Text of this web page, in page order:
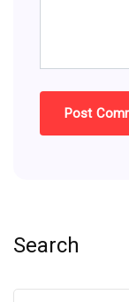
Search